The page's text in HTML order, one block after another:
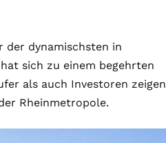
der dynamischsten in
sich zu einem begehrten
als auch Investoren zeigen
Rheinmetropole.